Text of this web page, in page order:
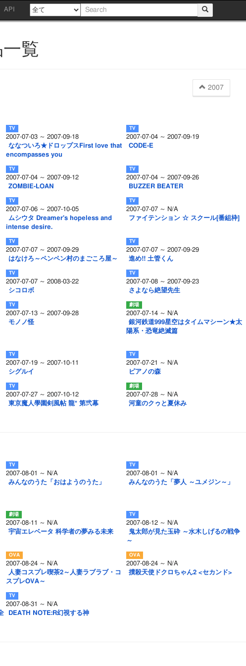
API
覧
2007
2007-07-03 ～ 2007-09-18
ななついろ★ドロップスFirst love that
encompasses you
2007-07-04 ～ 2007-09-19
CODE-E
2007-07-04 ～ 2007-09-12
ZOMBIE-LOAN
2007-07-04 ～ 2007-09-26
BUZZER BEATER
2007-07-06 ～ 2007-10-05
ムシウタ Dreamer's hopeless and
intense desire.
2007-07-07 ～ N/A
ファイテンション ☆ スクール[番組枠]
2007-07-07 ～ 2007-09-29
はなけろ～ペンペン村のまごころ屋～
2007-07-07 ～ 2007-09-29
進め!! 土管くん
2007-07-07 ～ 2008-03-22
シコロボ
2007-07-08 ～ 2007-09-23
さよなら絶望先生
2007-07-13 ～ 2007-09-28
モノノ怪
2007-07-14 ～ N/A
銀河鉄道999星空はタイムマシーン★太
陽系・恐竜絶滅篇
2007-07-19 ～ 2007-10-11
シグルイ
2007-07-21 ～ N/A
ピアノの森
2007-07-27 ～ 2007-10-12
東京魔人學園剣風帖 龍* 第弐幕
2007-07-28 ～ N/A
河童のクゥと夏休み
2007-08-01 ～ N/A
みんなのうた「おはようのうた」
2007-08-01 ～ N/A
みんなのうた「夢人 ～ユメジン～」
2007-08-11 ～ N/A
宇宙エレベータ 科学者の夢みる未来
2007-08-12 ～ N/A
鬼太郎が見た玉砕 ～水木しげるの戦争
～
2007-08-24 ～ N/A
人妻コスプレ喫茶2～人妻ラブラブ・コ
スプレOVA～
2007-08-24 ～ N/A
撲殺天使ドクロちゃん2 <セカンド>
2007-08-31 ～ N/A
DEATH NOTE:R幻視する神